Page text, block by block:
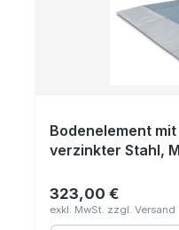
Bodenelement
verzinkter Stahl,
Regulärer Preis:
323,00 €